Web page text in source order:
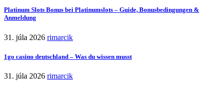
Platinum Slots Bonus bei Platinumslots – Guide, Bonusbedingungen &
Anmeldung
31. júla 2026 rimarcik
1go casino deutschland – Was du wissen musst
31. júla 2026 rimarcik